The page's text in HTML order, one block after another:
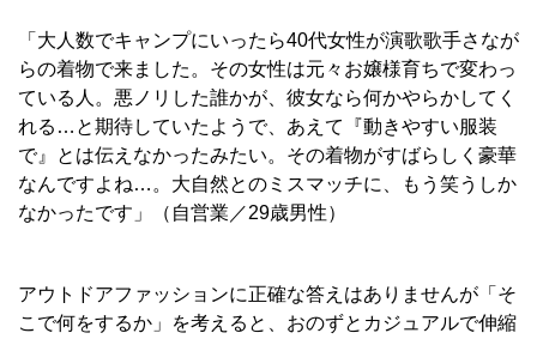
「大人数でキャンプにいったら40代女性が演歌歌手さなが
らの着物で来ました。その女性は元々お嬢様育ちで変わっ
ている人。悪ノリした誰かが、彼女なら何かやらかしてく
れる…と期待していたようで、あえて『動きやすい服装
で』とは伝えなかったみたい。その着物がすばらしく豪華
なんですよね…。大自然とのミスマッチに、もう笑うしか
なかったです」（自営業／29歳男性）
アウトドアファッションに正確な答えはありませんが「そ
こで何をするか」を考えると、おのずとカジュアルで伸縮